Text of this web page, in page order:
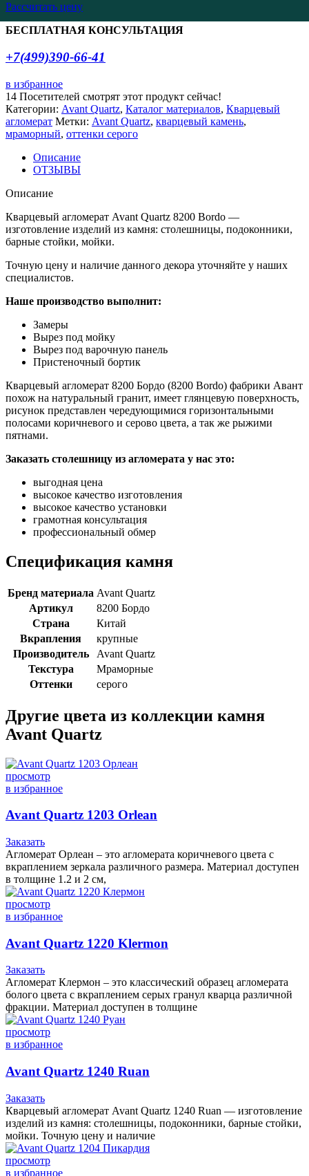
Рассчитать цену
БЕСПЛАТНАЯ КОНСУЛЬТАЦИЯ
+7(499)390-66-41
в избранное
14 Посетителей смотрят этот продукт сейчас!
Категории: Avant Quartz, Каталог материалов, Кварцевый
агломерат Метки: Avant Quartz, кварцевый камень,
мраморный, оттенки серого
Описание
ОТЗЫВЫ
Описание
Кварцевый агломерат Avant Quartz 8200 Bordo —
изготовление изделий из камня: столешницы, подоконники,
барные стойки, мойки.
Точную цену и наличие данного декора уточняйте у наших
специалистов.
Наше производство выполнит:
Замеры
Вырез под мойку
Вырез под варочную панель
Пристеночный бортик
Кварцевый агломерат 8200 Бордо (8200 Bordo) фабрики Авант
похож на натуральный гранит, имеет глянцевую поверхность,
рисунок представлен чередующимися горизонтальными
полосами коричневого и серово цвета, а так же рыжими
пятнами.
Заказать столешницу из агломерата у нас это:
выгодная цена
высокое качество изготовления
высокое качество установки
грамотная консультация
профессиональный обмер
Спецификация камня
Бренд материала Avant Quartz
Артикул
8200 Бордо
Страна
Китай
Вкрапления
крупные
Производитель
Avant Quartz
Текстура
Мраморные
Оттенки
серого
Другие цвета из коллекции камня
Avant Quartz
просмотр
в избранное
Avant Quartz 1203 Orlean
Заказать
Агломерат Орлеан – это агломерата коричневого цвета с
вкраплением зеркала различного размера. Материал доступен
в толщине 1.2 и 2 см,
просмотр
в избранное
Avant Quartz 1220 Klermon
Заказать
Агломерат Клермон – это классический образец агломерата
болого цвета с вкраплением серых гранул кварца различной
фракции. Материал доступен в толщине
просмотр
в избранное
Avant Quartz 1240 Ruan
Заказать
Кварцевый агломерат Avant Quartz 1240 Ruan — изготовление
изделий из камня: столешницы, подоконники, барные стойки,
мойки. Точную цену и наличие
просмотр
в избранное